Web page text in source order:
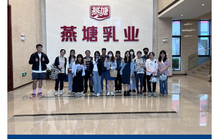
and
Healthy
Foods”
Study
Tour
to